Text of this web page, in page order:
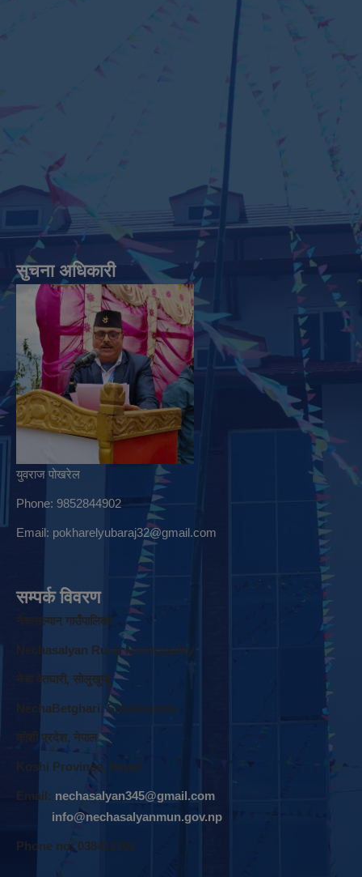
सुचना अधिकारी
युवराज पोखरेल
Phone: 9852844902
Email: pokharelyubaraj32@gmail.com
सम्पर्क विवरण
नेचासल्यान गाउँपालिका
Nechasalyan Rural Municipality
नेचा वेतघारी, साेलुखुम्बु
NechaBetghari, Solukhumbu
काेशी प्रदेश, नेपाल
Koshi Province, Nepal
Email: nechasalyan345@gmail.com
info@nechasalyanmun.gov.np
Phone no: 038412302